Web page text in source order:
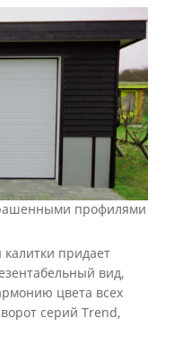
профилями
придает
вид,
цвета всех
серий Trend,